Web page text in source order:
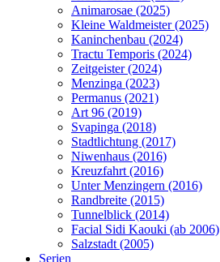
Animarosae (2025)
Kleine Waldmeister (2025)
Kaninchenbau (2024)
Tractu Temporis (2024)
Zeitgeister (2024)
Menzinga (2023)
Permanus (2021)
Art 96 (2019)
Svapinga (2018)
Stadtlichtung (2017)
Niwenhaus (2016)
Kreuzfahrt (2016)
Unter Menzingern (2016)
Randbreite (2015)
Tunnelblick (2014)
Facial Sidi Kaouki (ab 2006)
Salzstadt (2005)
Serien